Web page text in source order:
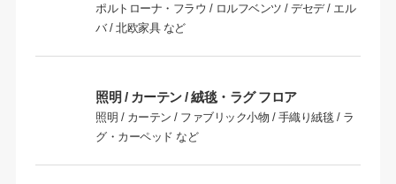
ポルトローナ・フラウ / ロルフベンツ / デセデ / エル
バ / 北欧家具 など
照明 / カーテン / 絨毯・ラグ フロア
照明 / カーテン / ファブリック小物 / 手織り絨毯 / ラ
グ・カーペッド など